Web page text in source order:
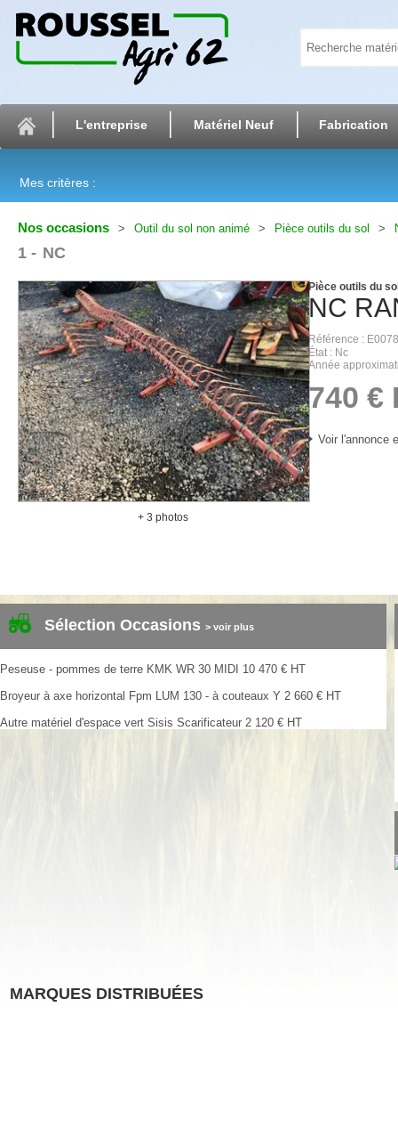
L'entreprise Matériel Neuf Fabrication
Mes critères :
Nos occasions Outil du sol non animé Pièce outils du sol
1 NC
+ 3 photos
NC
Pièce outils du
Référence
État
Nc
Année
740 €
Voir l'annonce
Sélection Occasions > voir plus
Peseuse - pommes de terre KMK WR 30 MIDI 10 470 € HT
Broyeur à axe horizontal Fpm LUM 130 - à couteaux Y 2 660 € HT
Autre matériel d'espace vert Sisis Scarificateur 2 120 € HT
MARQUES DISTRIBUÉES